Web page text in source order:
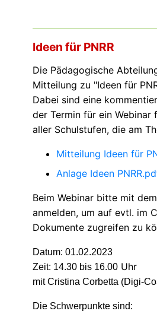
Ideen für PNRR
Die Pädagogische
Mitteilung zu "Ideen für
Dabei sind eine
der Termin für ein Webinar
aller Schulstufen, die am
Mitteilung Ideen für
Anlage Ideen
Beim Webinar bitte mit
anmelden, um auf evtl. im
Dokumente zugreifen zu
Datum: 01.02.2023
Zeit: 14.30 bis 16.00 Uhr
mitCristina Corbetta (Digi-
Die Schwerpunkte sind: